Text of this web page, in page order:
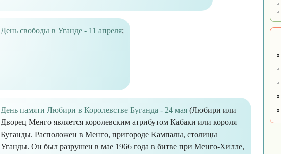
День свободы в Уганде - 11 апреля;
День памяти Любири в Королевстве Буганда - 24 мая (Любири или
Дворец Менго является королевским атрибутом Кабаки или короля
Буганды. Расположен в Менго, пригороде Кампалы, столицы
Уганды. Он был разрушен в мае 1966 года в битве при Менго-Хилле,